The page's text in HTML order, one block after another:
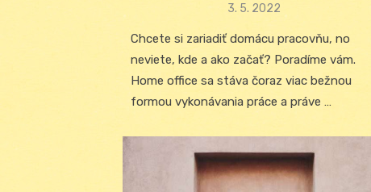
Posted
3. 5. 2022
Chcete si zariadiť domácu pracovňu, no
neviete, kde a ako začať? Poradíme vám.
Home office sa stáva čoraz viac bežnou
formou vykonávania práce a práve …